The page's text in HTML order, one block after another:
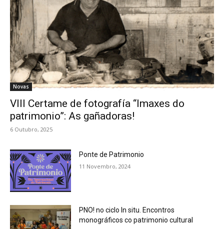
Novas
VIII Certame de fotografía “Imaxes do
patrimonio”: As gañadoras!
6 Outubro, 2025
Ponte de Patrimonio
11 Novembro, 2024
PNO! no ciclo In situ. Encontros
monográficos co patrimonio cultural